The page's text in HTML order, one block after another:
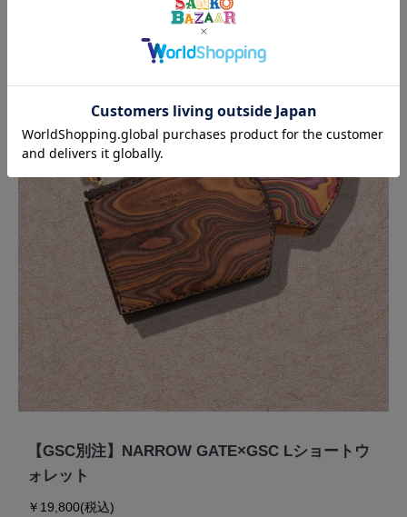
【GSC別注】NARROW GATE×GSC Lショートウ
ォレット
￥19,800(税込)